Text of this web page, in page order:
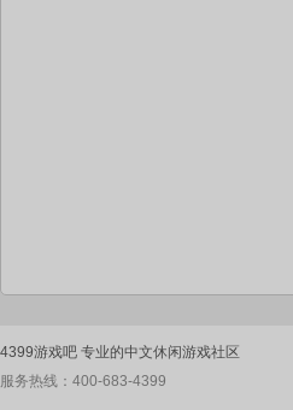
4399游戏吧 专业的中文休闲游戏社区
服务热线：400-683-4399